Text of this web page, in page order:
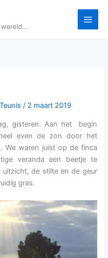
Teunis/ 2 maart 2019
gisteren. Aan het begin
even de zon door het
We waren juist op de finca
veranda een beetje te
de stilte en de geur
gras.